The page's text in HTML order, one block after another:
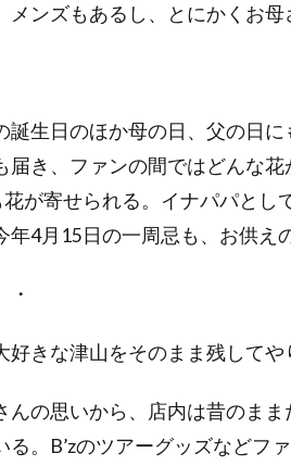
メンズもあるし、とにかくお母
生日のほか母の日、父の日
届き、ファンの間ではどんな
が寄せられる。イナパパと
年4月15日の一周忌も、お供え
きな津山をそのまま残して
んの思いから、店内は昔のま
る。B’zのツアーグッズなどフ